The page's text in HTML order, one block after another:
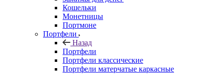
Кошельки
Монетницы
Портмоне
Портфели
Назад
Портфели
Портфели классические
Портфели матерчатые каркасные